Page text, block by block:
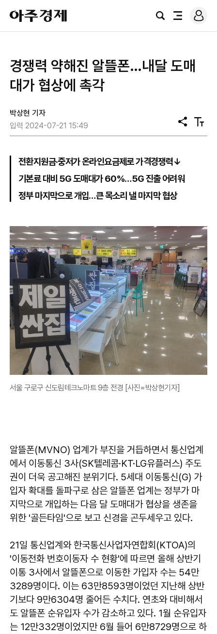
아
주
경
검
전
로
그
경쟁력 약해진 알뜰폰…내달 도매
대가 협상에 촉각
박상현 기자
입력 2024-07-21 15:49
공
유
텍
스
전환지원금·중저가 온라인요금제로 가격경쟁력↓
기본료 대비 5G 도매대가 60%…5G 진출 어려워
정부 마지막으로 개입…큰 목소리 낼 마지막 협상
서울 구로구 신도림테크노마트 9층 전경 [사진=박상현기자]
알뜰폰(MVNO) 업계가 부진을 거듭하면서 통신업계
에서 이동통신 3사(SK텔레콤·KT·LG유플러스) 주도
권이 더욱 공고해진 분위기다. 5세대 이동통신(G) 가
입자 확대를 돌파구로 삼은 알뜰폰 업계는 정부가 마
지막으로 개입하는 다음 달 도매대가 협상을 생존을
위한 '골든타임'으로 보고 신경을 곤두세우고 있다.
21일 통신업계와 한국통신사업자연합회(KTOA)의
'이동전화 번호이동자 수 현황'에 따르면 올해 상반기
이통 3사에서 알뜰폰으로 이동한 가입자 수는 54만
3289명이다. 이는 63만8593명이었던 지난해 상반
기보다 9만6304명 줄어든 수치다. 연초와 대비해서
도 알뜰폰 순유입자 수가 감소하고 있다. 1월 순유입자
는 12만332명이었지만 6월 들어 6만8729명으로 하